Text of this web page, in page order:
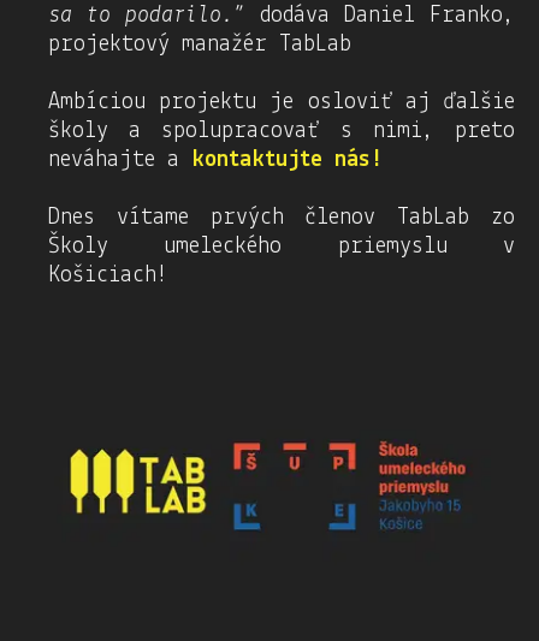
sa to podarilo. ” dodáva Daniel Franko,
projektový manažér TabLab
Ambíciou projektu je osloviť aj ďalšie
školy a spolupracovať s nimi, preto
neváhajte a kontaktujte nás!
Dnes vítame prvých členov TabLab zo
Školy umeleckého priemyslu v
Košiciach!